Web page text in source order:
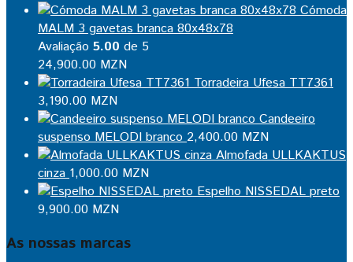
Cómoda
MALM 3 gavetas branca 80x48x78
Avaliação 5.00 de 5
24,900.00 MZN
Torradeira Ufesa TT7361
3,190.00 MZN
Candeeiro
suspenso MELODI branco 2,400.00 MZN
Almofada ULLKAKTUS
cinza 1,000.00 MZN
Espelho NISSEDAL preto
9,900.00 MZN
As nossas marcas